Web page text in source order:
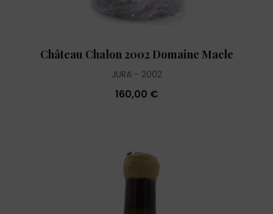
Château Chalon 2002 Domaine Macle
JURA 2002
160,00 €